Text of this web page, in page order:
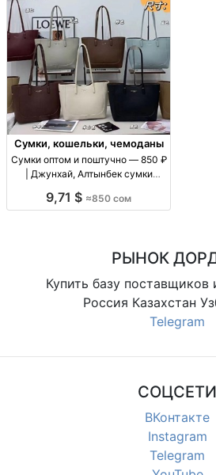
Сумки, кошельки, чемоданы
Сумки оптом и поштучно — 850 ₽
| Джунхай, Алтынбек сумки
по модели, повседневные, для
9,71 $ ≈850 сом
РЫНОК
Купить базу поставщиков
Россия Казахстан
Telegram
СОЦСЕТИ
ВКонтакте
Instagram
Telegram